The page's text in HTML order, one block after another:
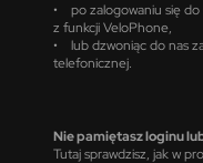
• po zalogowaniu się do
z funkcji VeloPhone,
• lub dzwoniąc do nas
telefonicznej.
Nie pamiętasz loginu
Tutaj sprawdzisz, jak w